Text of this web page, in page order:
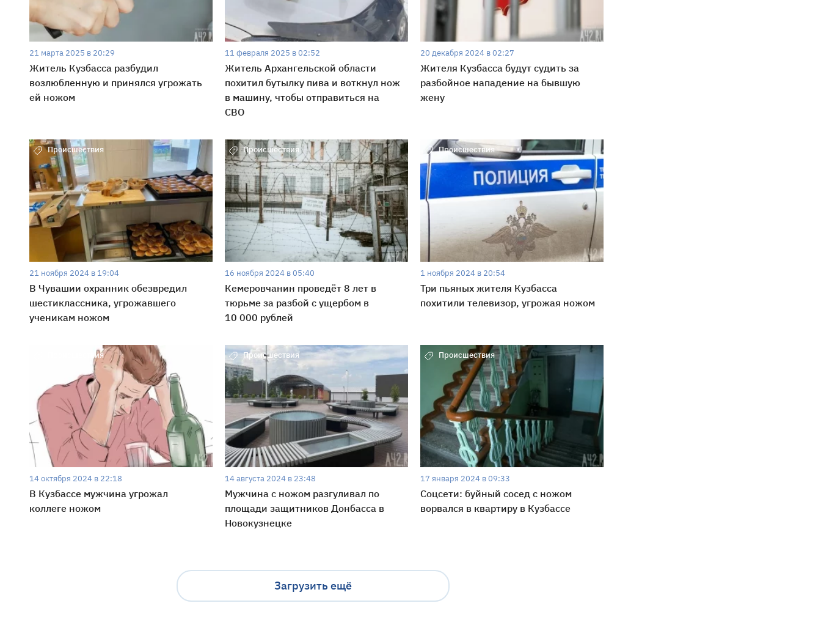
21 марта 2025 в 20:29
Житель Кузбасса разбудил
возлюбленную и принялся угрожать
ей ножом
11 февраля 2025 в 02:52
Житель Архангельской области
похитил бутылку пива и воткнул нож
в машину, чтобы отправиться на
СВО
20 декабря 2024 в 02:27
Жителя Кузбасса будут судить за
разбойное нападение на бывшую
жену
Происшествия
21 ноября 2024 в 19:04
В Чувашии охранник обезвредил
шестиклассника, угрожавшего
ученикам ножом
Происшествия
16 ноября 2024 в 05:40
Кемеровчанин проведёт 8 лет в
тюрьме за разбой с ущербом в
10 000 рублей
Происшествия
1 ноября 2024 в 20:54
Три пьяных жителя Кузбасса
похитили телевизор, угрожая ножом
Происшествия
14 октября 2024 в 22:18
В Кузбассе мужчина угрожал
коллеге ножом
Происшествия
14 августа 2024 в 23:48
Мужчина с ножом разгуливал по
площади защитников Донбасса в
Новокузнецке
Происшествия
17 января 2024 в 09:33
Соцсети: буйный сосед с ножом
ворвался в квартиру в Кузбассе
Загрузить ещё